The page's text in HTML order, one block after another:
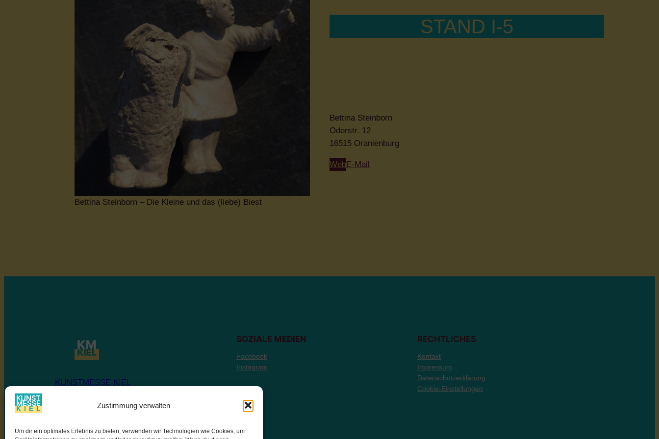
Zustimmung verwalten
Um dir ein optimales Erlebnis zu bieten, verwenden wir Technologien wie Cookies, um
Bettina Steinborn – Die Kleine und das (liebe) Biest
STAND I-5
Bettina Steinborn
Oderstr. 12
16515 Oranienburg
WebE-Mail
KUNSTMESSE KIEL
SOZIALE MEDIEN
Facebook
Instagram
RECHTLICHES
Kontakt
Impressum
Datenschutzerklärung
Cookie-Einstellungen